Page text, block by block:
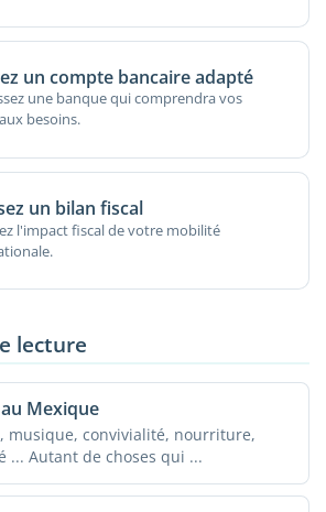
un compte bancaire adapté
une banque qui comprendra vos
besoins.
un bilan fiscal
l'impact fiscal de votre mobilité
lecture
Mexique
musique, convivialité, nourriture,
... Autant de choses qui ...